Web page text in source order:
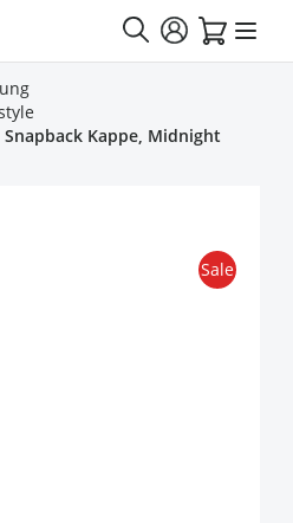
Kappe, Midnight
Sale